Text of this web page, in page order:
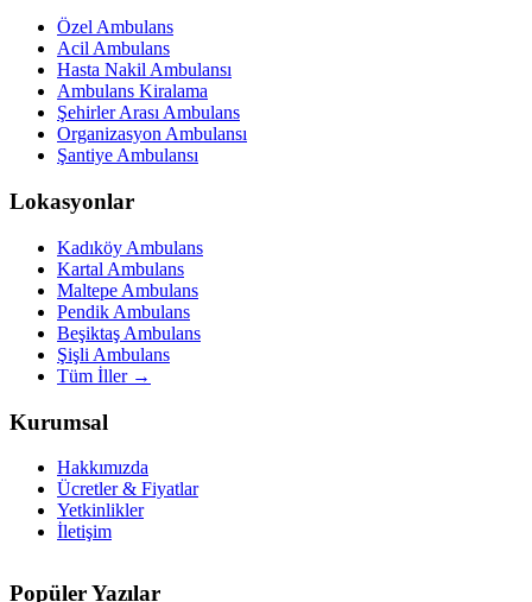
Özel Ambulans
Acil Ambulans
Hasta Nakil Ambulansı
Ambulans Kiralama
Şehirler Arası Ambulans
Organizasyon Ambulansı
Şantiye Ambulansı
Lokasyonlar
Kadıköy Ambulans
Kartal Ambulans
Maltepe Ambulans
Pendik Ambulans
Beşiktaş Ambulans
Şişli Ambulans
Tüm İller →
Kurumsal
Hakkımızda
Ücretler & Fiyatlar
Yetkinlikler
İletişim
Popüler Yazılar